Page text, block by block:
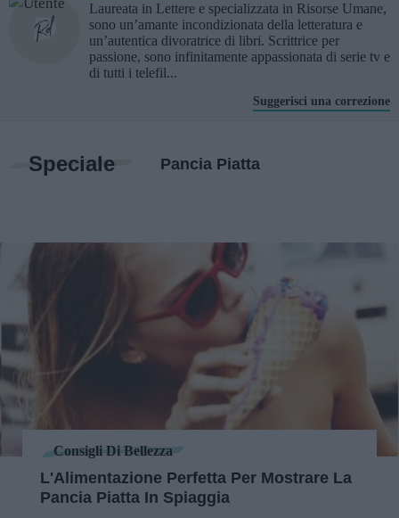
Laureata in Lettere e specializzata in Risorse Umane,
sono un’amante incondizionata della letteratura e
un’autentica divoratrice di libri. Scrittrice per
passione, sono infinitamente appassionata di serie tv e
di tutti i telefil...
Suggerisci una correzione
Speciale Pancia Piatta
Consigli Di Bellezza
L'Alimentazione Perfetta Per Mostrare La
Pancia Piatta In Spiaggia